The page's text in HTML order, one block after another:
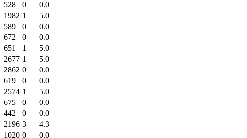
528 0
0.0
1982 1
5.0
589 0
0.0
672 0
0.0
651 1
5.0
2677 1
5.0
2862 0
0.0
619 0
0.0
2574 1
5.0
675 0
0.0
442 0
0.0
2196 3
4.3
1020 0 0.0